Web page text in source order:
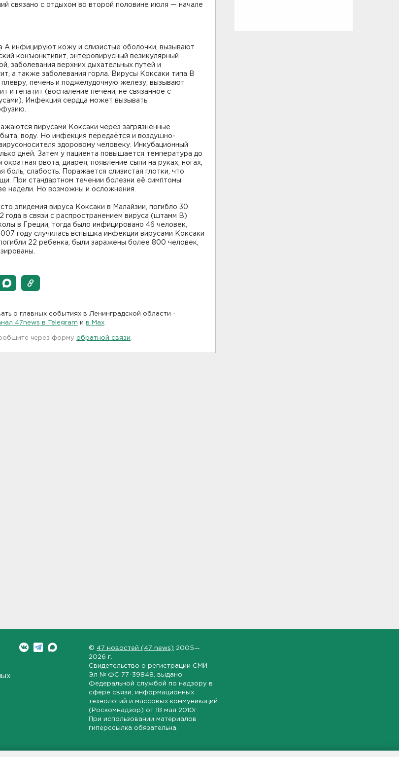
связано с отдыхом во второй половине июля — начале
A инфицируют кожу и слизистые оболочки, вызывают
конъюнктивит, энтеровирусный везикулярный
заболевания верхних дыхательных путей и
а также заболевания горла. Вирусы Коксаки типа В
печень и поджелудочную железу, вызывают
и гепатит (воспаление печени, не связанное с
Инфекция сердца может вызывать
вирусами Коксаки через загрязнённые
воду. Но инфекция передаётся и воздушно-
здоровому человеку. Инкубационный
дней. Затем у пациента повышается температура до
рвота, диарея, появление сыпи на руках, ногах,
боль, слабость. Поражается слизистая глотки, что
При стандартном течении болезни её симптомы
недели. Но возможны и осложнения.
эпидемия вируса Коксаки в Малайзии, погибло 30
года в связи с распространением вируса (штамм B)
в Греции, тогда было инфицировано 46 человек,
году случилась вспышка инфекции вирусами Коксаки
22 ребенка, были заражены более 800 человек,
о главных событиях в Ленинградской области -
47news в Telegram и в Maх
через форму обратной связи
© 47 новостей (47 news) 2005—
2026 г.
Свидетельство о регистрации СМИ
Эл № ФС 77-39848 , выдано
Федеральной службой по надзору в
сфере связи, информационных
технологий и массовых коммуникаций
(Роскомнадзор) от 18 мая 2010г.
При использовании материалов
гиперссылка обязательна.